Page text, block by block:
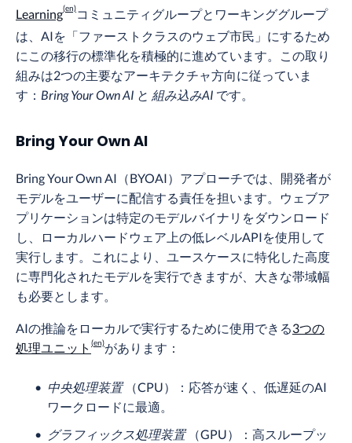
Learning
コミュニティグループとワーキンググループ
は、AIを「ファーストクラスのウェブ市民」にするため
にこの移行の標準化を積極的に進めています。この取り
組みは2つの主要なアーキテクチャ方向に従っていま
す： Bring Your Own AI と 組み込みAI です。
Bring Your Own AI
Bring Your Own AI（BYOAI）アプローチでは、開発者が
モデルをユーザーに配信する責任を担います。ウェブア
プリケーションは特定のモデルバイナリをダウンロード
し、ローカルハードウェア上の低レベルAPIを使用して
実行します。これにより、ユースケースに特化した高度
に専門化されたモデルを実行できますが、大きな帯域幅
も必要とします。
AIの推論をローカルで実行するために使用できる3つの
処理ユニット
があります：
中央処理装置（CPU）：応答が速く、低遅延のAI
ワークロードに最適。
グラフィックス処理装置（GPU）：高スループッ